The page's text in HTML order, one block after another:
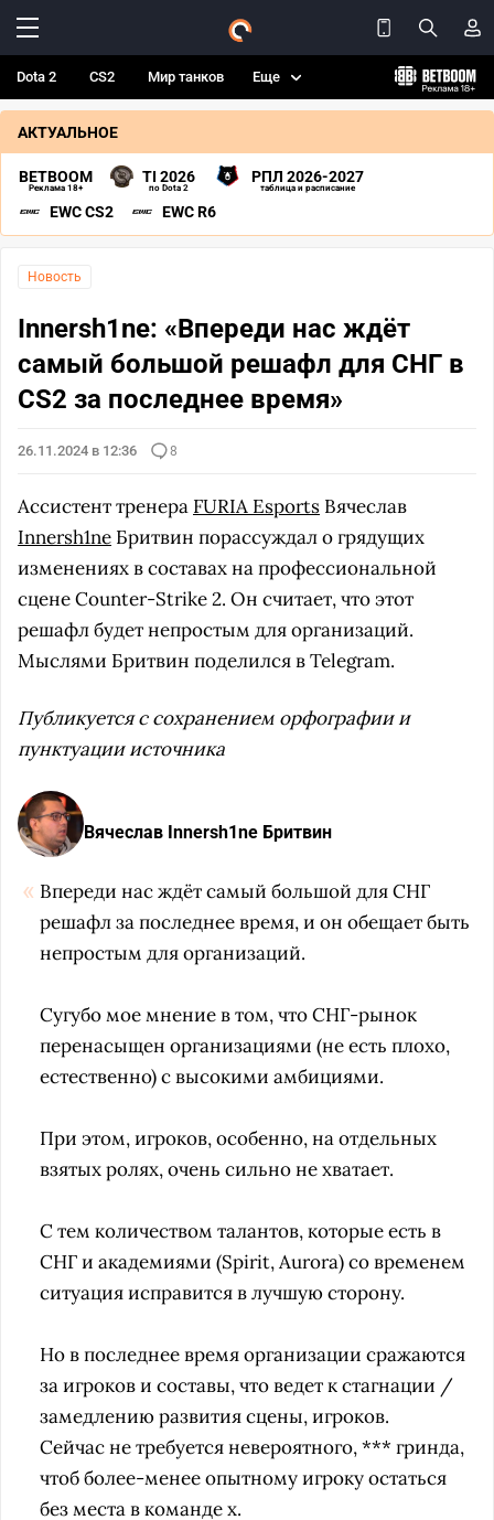
Dota 2 CS2 Мир танков Еще
АКТУАЛЬНОЕ
BETBOOM
Реклама 18+
TI 2026
по Dota 2
РПЛ 2026-2027
таблица и расписание
EWC CS2 EWC R6
Новость
Innersh1ne: «Впереди нас ждёт
самый большой решафл для СНГ в
CS2 за последнее время»
26.11.2024 в 12:36 8
Ассистент тренера FURIA Esports Вячеслав
Innersh1ne Бритвин порассуждал о грядущих
изменениях в составах на профессиональной
сцене Counter-Strike 2. Он считает, что этот
решафл будет непростым для организаций.
Мыслями Бритвин поделился в Telegram.
Публикуется с сохранением орфографии и
пунктуации источника
Вячеслав Innersh1ne Бритвин
Впереди нас ждёт самый большой для СНГ
решафл за последнее время, и он обещает быть
непростым для организаций.
Сугубо мое мнение в том, что СНГ-рынок
перенасыщен организациями (не есть плохо,
естественно) с высокими амбициями.
При этом, игроков, особенно, на отдельных
взятых ролях, очень сильно не хватает.
С тем количеством талантов, которые есть в
СНГ и академиями (Spirit, Aurora) со временем
ситуация исправится в лучшую сторону.
Но в последнее время организации сражаются
за игроков и составы, что ведет к стагнации /
замедлению развития сцены, игроков.
Сейчас не требуется невероятного, *** гринда,
чтоб более-менее опытному игроку остаться
без места в команде х.